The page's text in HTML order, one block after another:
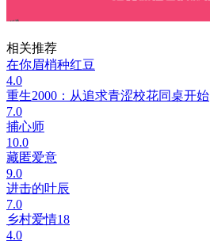
相关推荐
在你眉梢种红豆
4.0
重生2000：从追求青涩校花同桌开始
7.0
捕心师
10.0
藏匿爱意
9.0
进击的叶辰
7.0
乡村爱情18
4.0